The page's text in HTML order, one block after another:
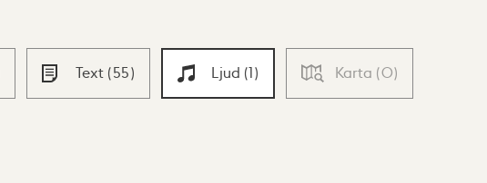
Text (55) Ljud (1) Karta (0)